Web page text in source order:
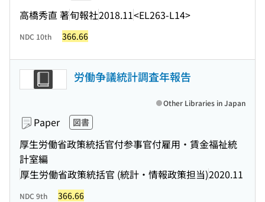
高橋秀直 著旬報社2018.11<EL263-L14>
NDC 10th 366.66
労働争議統計調査年報告
Paper 図書
厚生労働省政策統括官付参事官付雇用・賃金福祉統
計室編
厚生労働省政策統括官 (統計・情報政策担当)2020.11
Other Libraries in Japan
NDC 9th 366.66